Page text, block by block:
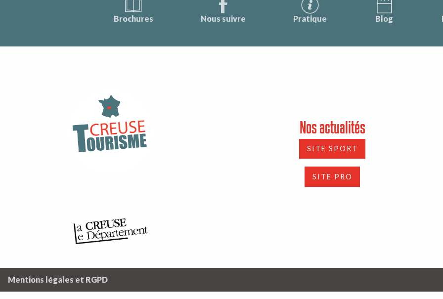
Brochures Nous suivre Pratique Blog
Nos actualités
SITE SPORT
SITE PRO
Mentions légales et RGPD